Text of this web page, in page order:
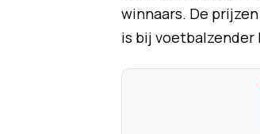
winnaars. De
is bij voetbalzender